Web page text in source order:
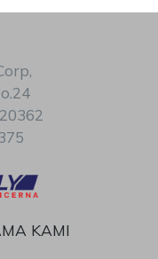
KAMI